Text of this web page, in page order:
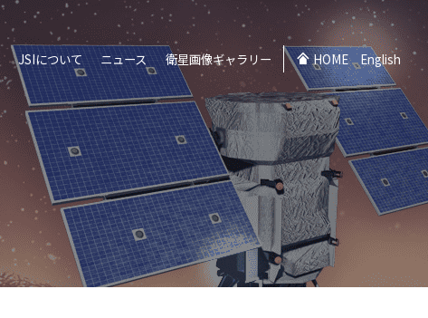
JSIについて ニュース 衛星画像ギャラリー HOME English